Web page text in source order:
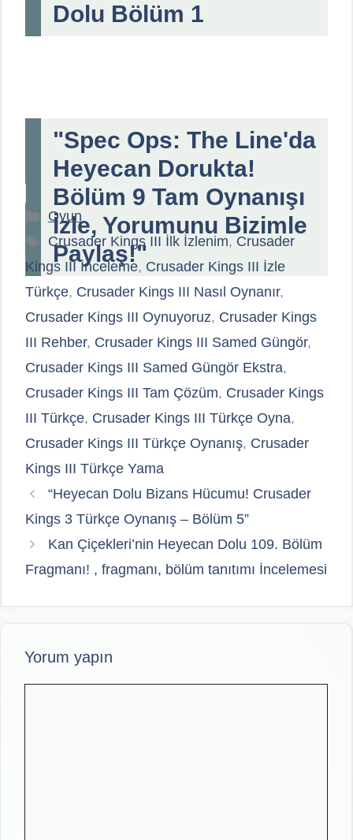
Dolu Bölüm 1
"Spec Ops: The Line'da
Heyecan Dorukta!
Bölüm 9 Tam Oynanışı
İzle, Yorumunu Bizimle
Paylaş!"
Kategoriler
Oyun
Etiketler
Crusader Kings III İlk İzlenim, Crusader
Kings III İnceleme, Crusader Kings III İzle
Türkçe, Crusader Kings III Nasıl Oynanır,
Crusader Kings III Oynuyoruz, Crusader Kings
III Rehber, Crusader Kings III Samed Güngör,
Crusader Kings III Samed Güngör Ekstra,
Crusader Kings III Tam Çözüm, Crusader Kings
III Türkçe, Crusader Kings III Türkçe Oyna,
Crusader Kings III Türkçe Oynanış, Crusader
Kings III Türkçe Yama
“Heyecan Dolu Bizans Hücumu! Crusader
Kings 3 Türkçe Oynanış – Bölüm 5”
Kan Çiçekleri’nin Heyecan Dolu 109. Bölüm
Fragmanı! , fragmanı, bölüm tanıtımı İncelemesi
Yorum yapın